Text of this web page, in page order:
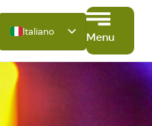
Italiano
Deutsch
Menu